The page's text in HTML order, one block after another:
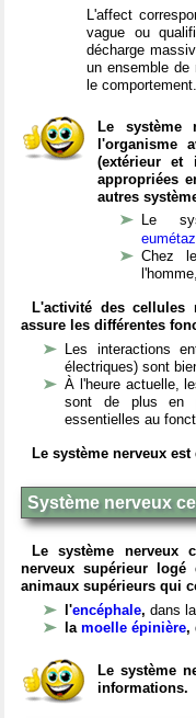
L'affect
vague ou
décharge
un ensemble de
le comportement.
Le système
l'organisme
(extérieur et
appropriées
autres
Le
Chez
L'activité des cellules
assure les différentes
Les interactions
électriques) sont
À l'heure actuelle,
sont de plus en
essentielles au
Le système nerveux
Système nerveux
Le système nerveux
nerveux supérieur logé
animaux supérieurs qui
l'encéphale, dans
la moelle épinière,
Le système
informations.